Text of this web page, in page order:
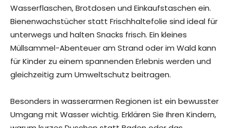
Wasserflaschen, Brotdosen und Einkaufstaschen ein.
Bienenwachstücher statt Frischhaltefolie sind ideal für
unterwegs und halten Snacks frisch. Ein kleines
Müllsammel-Abenteuer am Strand oder im Wald kann
für Kinder zu einem spannenden Erlebnis werden und
gleichzeitig zum Umweltschutz beitragen.
Besonders in wasserarmen Regionen ist ein bewusster
Umgang mit Wasser wichtig. Erklären Sie Ihren Kindern,